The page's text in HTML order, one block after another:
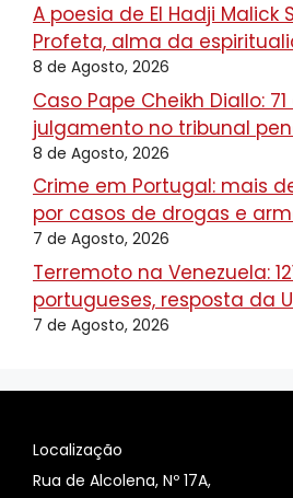
A poesia de El Hadji Malick
Profeta, alma da
8 de Agosto, 2026
Caso Pape Cheikh Diallo:
julgamento no tribunal
8 de Agosto, 2026
Crime em Portugal: mais
por casos de drogas e
7 de Agosto, 2026
Terremoto na Venezuela:
portugueses, resposta da
7 de Agosto, 2026
Localização
Rua de Alcolena, Nº 17A,